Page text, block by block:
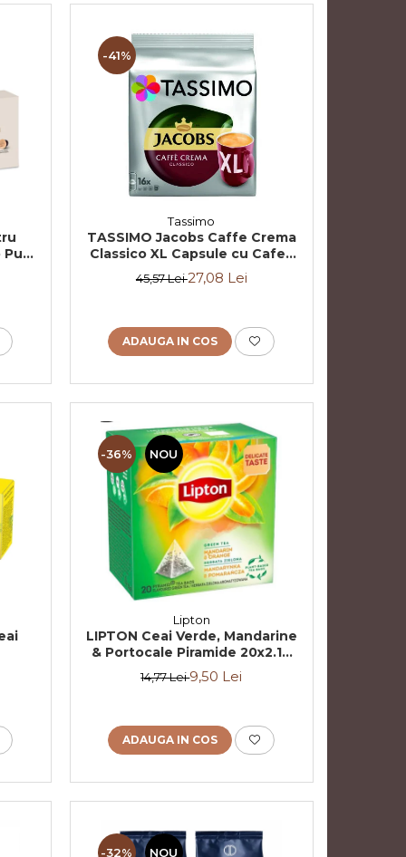
-41%
Tassimo
TASSIMO Jacobs Caffe Crema
Classico XL Capsule cu Cafea
16buc 132.8g - TDV 16.10.2026
45,57 Lei27,08 Lei
ADAUGA IN COS
-36% NOU
Lipton
LIPTON Ceai Verde, Mandarine
& Portocale Piramide 20x2.1g
(30.09.2026)
14,77 Lei9,50 Lei
ADAUGA IN COS
-32% NOU